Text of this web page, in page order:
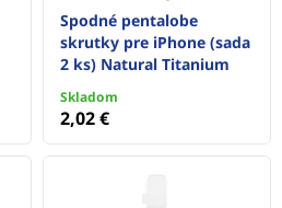
Spodné pentalobe
skrutky pre iPhone (sada
2 ks) Natural Titanium
Skladom
2,02 €